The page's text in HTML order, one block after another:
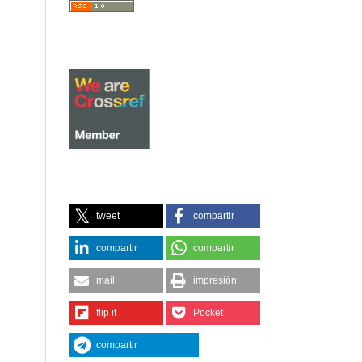
tweet compartir
compartir compartir
mail impresión
flip it Pocket
compartir